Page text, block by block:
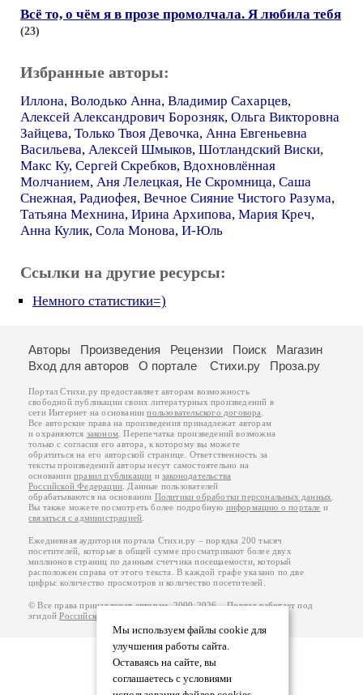
Всё то, о чём я в прозе промолчала. Я любила тебя
(23)
Избранные авторы:
Иллона, Володько Анна, Владимир Сахарцев,
Алексей Александрович Борозняк, Ольга Викторовна
Зайцева, Только Твоя Девочка, Анна Евгеньевна
Васильева, Алексей Шмыков, Шотландский Виски,
Макс Ку, Сергей Скребков, Вдохновлённая
Молчанием, Аня Лелецкая, Не Скромница, Саша
Снежная, Радиофея, Вечное Сияние Чистого Разума,
Татьяна Мехнина, Ирина Архипова, Мария Креч,
Анна Кулик, Сола Монова, И-Юль
Ссылки на другие ресурсы:
Немного статистики=)
Мы используем файлы cookie для
улучшения работы сайта.
Оставаясь на сайте, вы
соглашаетесь с условиями
Авторы Произведения Рецензии Поиск
Магазин
Вход для авторов
О портале Стихи.ру Проза.ру
Портал Стихи.ру предоставляет авторам возможность
свободной публикации своих литературных произведений в
сети Интернет на основаниипользовательского договора
Все авторские права на произведения принадлежат авторам
и охраняются законом . Перепечатка произведений возможна
только с согласия его автора, к которому вы можете
обратиться на его авторской странице. Ответственность за
тексты произведений авторы несут самостоятельно на
основанииправил публикации изаконодательства
Российской Федерации . Данные пользователей
обрабатываются на основании Политики обработки персональных данных
Вы также можете посмотреть более подробную информацию о портале и
связаться с администрацией
Ежедневная аудитория портала Стихи.ру – порядка 200 тысяч
посетителей, которые в общей сумме просматривают более двух
миллионов страниц по данным счетчика посещаемости, который
расположен справа от этого текста. В каждой графе указано по две
цифры: количество просмотров и количество посетителей.
© Все права принадлежат авторам, 2000-2026. Портал работает под
эгидойРоссийского союза писателей